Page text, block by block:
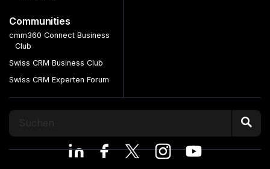
Communities
cmm360 Connect Business
Club
Swiss CRM Business Club
Swiss CRM Experten Forum